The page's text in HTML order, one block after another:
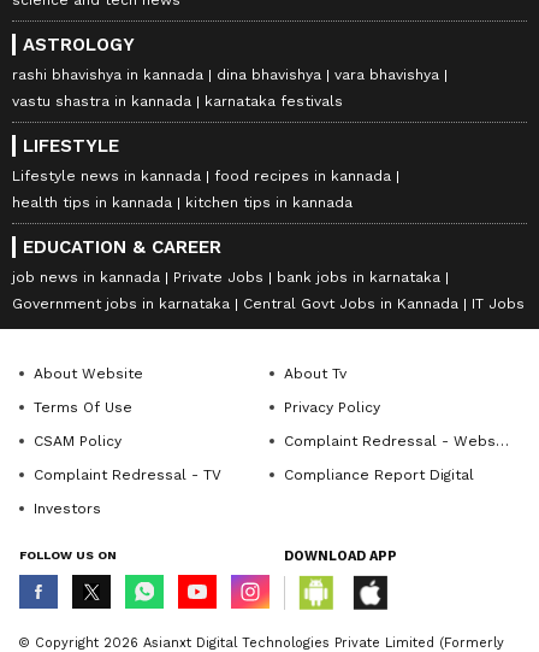
ASTROLOGY
rashi bhavishya in kannada dina bhavishya
vara bhavishya
vastu shastra in kannada
karnataka festivals
LIFESTYLE
Lifestyle news in kannada
food recipes in kannada
health tips in kannada
kitchen tips in kannada
EDUCATION & CAREER
job news in kannada Private Jobs
bank jobs in karnataka
Government jobs in karnataka
Central Govt Jobs in Kannada IT Jobs
About Website
About Tv
Terms Of Use
Privacy Policy
CSAM Policy
Complaint Redressal - Website
Complaint Redressal - TV
Compliance Report Digital
Investors
FOLLOW US ON DOWNLOAD APP
© Copyright 2026 Asianxt Digital Technologies Private Limited (Formerly